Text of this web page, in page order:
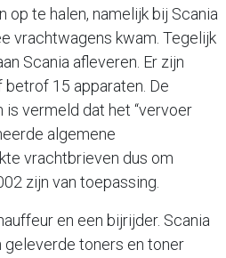
op te halen, namelijk bij Scania
vrachtwagens kwam. Tegelijk
Scania afleveren. Er zijn
15 apparaten. De
vermeld dat het “vervoer
algemene
vrachtbrieven dus om
zijn van toepassing.
en een bijrijder. Scania
geleverde toners en toner